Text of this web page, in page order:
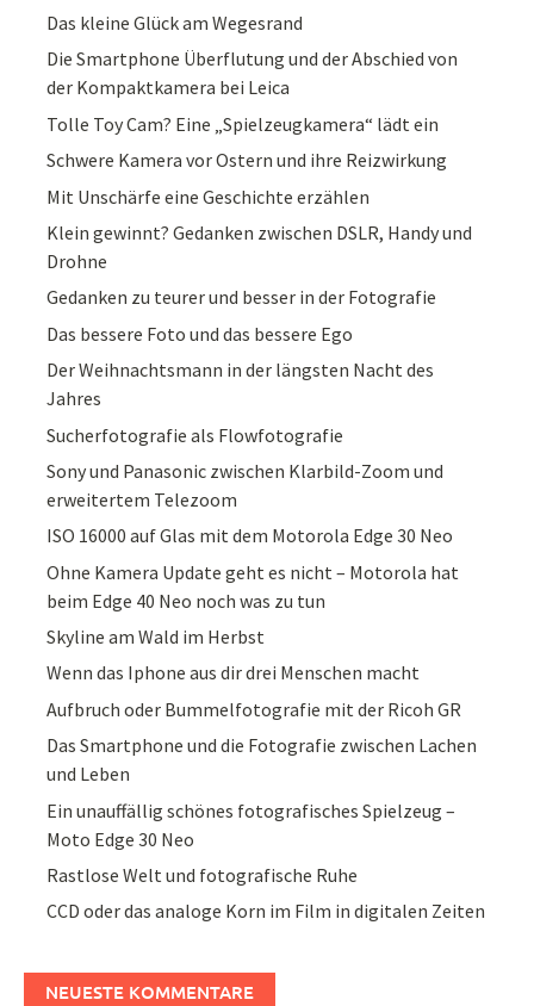
Das kleine Glück am Wegesrand
Die Smartphone Überflutung und der Abschied von
der Kompaktkamera bei Leica
Tolle Toy Cam? Eine „Spielzeugkamera“ lädt ein
Schwere Kamera vor Ostern und ihre Reizwirkung
Mit Unschärfe eine Geschichte erzählen
Klein gewinnt? Gedanken zwischen DSLR, Handy und
Drohne
Gedanken zu teurer und besser in der Fotografie
Das bessere Foto und das bessere Ego
Der Weihnachtsmann in der längsten Nacht des
Jahres
Sucherfotografie als Flowfotografie
Sony und Panasonic zwischen Klarbild-Zoom und
erweitertem Telezoom
ISO 16000 auf Glas mit dem Motorola Edge 30 Neo
Ohne Kamera Update geht es nicht – Motorola hat
beim Edge 40 Neo noch was zu tun
Skyline am Wald im Herbst
Wenn das Iphone aus dir drei Menschen macht
Aufbruch oder Bummelfotografie mit der Ricoh GR
Das Smartphone und die Fotografie zwischen Lachen
und Leben
Ein unauffällig schönes fotografisches Spielzeug –
Moto Edge 30 Neo
Rastlose Welt und fotografische Ruhe
CCD oder das analoge Korn im Film in digitalen Zeiten
NEUESTE KOMMENTARE